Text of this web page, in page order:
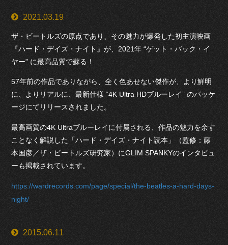
2021.03.19
ザ・ビートルズの原点であり、その魅力が爆発した初主演映画
『ハード・デイズ・ナイト』が、2021年 “ゲット・バック・イ
ヤー” に最高品質で蘇る！
57年前の作品でありながら、全く色あせない傑作が、より鮮明
に、よりリアルに、最新仕様 “4K Ultra HDブルーレイ” のパッケ
ージにてリリースされました。
最高画質の4K Ultraブルーレイに付属される、作品の魅力を余す
ことなく解説した「ハード・デイズ・ナイト読本」（監修：藤
本国彦／ザ・ビートルズ研究家）にGLIM SPANKYのインタビュ
ーも掲載されています。
https://wardrecords.com/page/special/the-beatles-a-hard-days-
night/
2015.06.11